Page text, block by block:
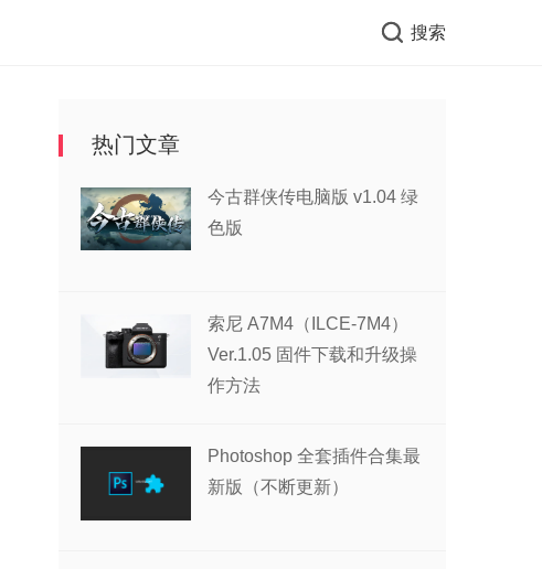
搜索
热门文章
今古群侠传电脑版 v1.04 绿
色版
索尼 A7M4（ILCE-7M4）
Ver.1.05 固件下载和升级操
作方法
Photoshop 全套插件合集最
新版（不断更新）